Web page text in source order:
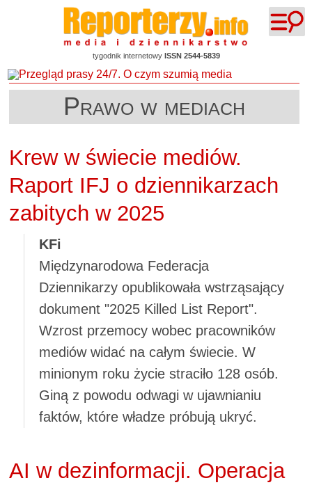
tygodnik internetowy ISSN 2544-5839
Prawo w mediach
Krew w świecie mediów.
Raport IFJ o dziennikarzach
zabitych w 2025
KFi
Międzynarodowa Federacja
Dziennikarzy opublikowała wstrząsający
dokument "2025 Killed List Report".
Wzrost przemocy wobec pracowników
mediów widać na całym świecie. W
minionym roku życie straciło 128 osób.
Giną z powodu odwagi w ujawnianiu
faktów, które władze próbują ukryć.
AI w dezinformacji. Operacja